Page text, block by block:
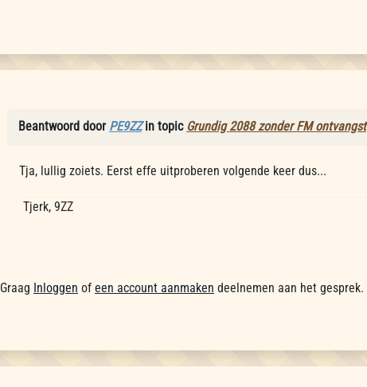
Beantwoord door PE9ZZin topic Grundig 2088 zonder FM ontvangst
Tja, lullig zoiets. Eerst effe uitproberen volgende keer dus...
Tjerk, 9ZZ
Graag Inloggen of een account aanmaken deelnemen aan het gesprek.